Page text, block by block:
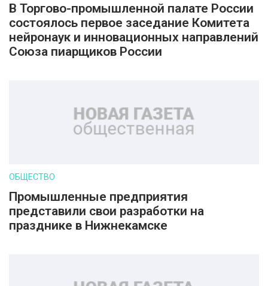
В Торгово-промышленной палате России
состоялось первое заседание Комитета
нейронаук и инновационных направлений
Союза пиарщиков России
ОБЩЕСТВО
Промышленные предприятия
представили свои разработки на
празднике в Нижнекамске